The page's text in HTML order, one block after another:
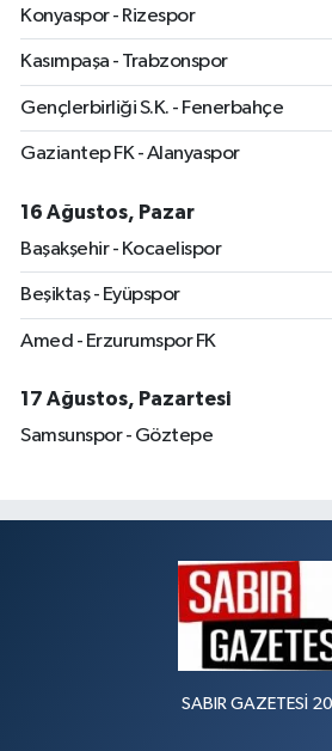
Konyaspor - Rizespor
Kasımpaşa - Trabzonspor
Gençlerbirliği S.K. - Fenerbahçe
Gaziantep FK - Alanyaspor
16 Ağustos, Pazar
Başakşehir - Kocaelispor
Beşiktaş - Eyüpspor
Amed - Erzurumspor FK
17 Ağustos, Pazartesi
Samsunspor - Göztepe
SABIR GAZETESİ